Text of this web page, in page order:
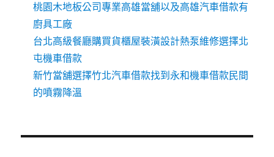
桃園木地板公司專業高雄當舖以及高雄汽車借款有
廚具工廠
台北高級餐廳購買貨櫃屋裝潢設計熱泵維修選擇北
屯機車借款
新竹當舖選擇竹北汽車借款找到永和機車借款民間
的噴霧降溫